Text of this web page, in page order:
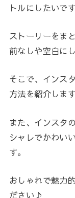
トルにしたいで
ストーリーをま
前なしや空白に
そこで、インス
方法を紹介します
また、インスタ
シャレでかわい
す。
おしゃれで魅力
ださい♪